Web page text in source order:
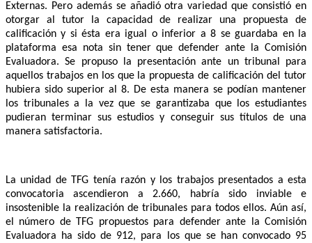
Externas. Pero además se añadió otra variedad que consistió en
otorgar al tutor la capacidad de realizar una propuesta de
calificación y si ésta era igual o inferior a 8 se guardaba en la
plataforma esa nota sin tener que defender ante la Comisión
Evaluadora. Se propuso la presentación ante un tribunal para
aquellos trabajos en los que la propuesta de calificación del tutor
hubiera sido superior al 8. De esta manera se podían mantener
los tribunales a la vez que se garantizaba que los estudiantes
pudieran terminar sus estudios y conseguir sus títulos de una
manera satisfactoria.
La unidad de TFG tenía razón y los trabajos presentados a esta
convocatoria ascendieron a 2.660, habría sido inviable e
insostenible la realización de tribunales para todos ellos. Aún así,
el número de TFG propuestos para defender ante la Comisión
Evaluadora ha sido de 912, para los que se han convocado 95